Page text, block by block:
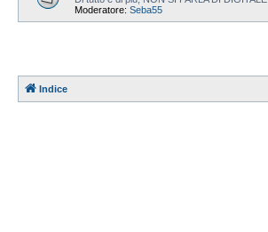
Moderatore: Seba55
Indice